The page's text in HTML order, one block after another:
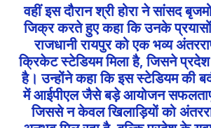
वहीं इस दौरान श्री होरा ने सांसद
जिक्र करते हुए कहा कि उनके
राजधानी रायपुर को एक भव्य
क्रिकेट स्टेडियम मिला है, जिसने
है। उन्होंने कहा कि इस स्टेडियम की
में आईपीएल जैसे बड़े आयोजन
जिससे न केवल खिलाड़ियों को